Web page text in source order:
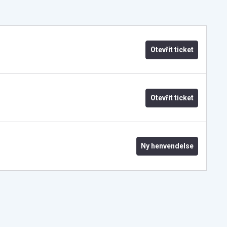
Otevřít ticket
Otevřít ticket
Ny henvendelse